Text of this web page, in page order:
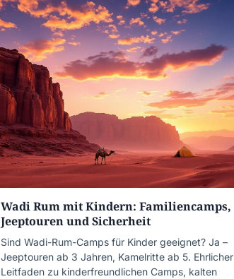
Wadi Rum mit Kindern: Familiencamps,
Jeeptouren und Sicherheit
Sind Wadi-Rum-Camps für Kinder geeignet? Ja –
Jeeptouren ab 3 Jahren, Kamelritte ab 5. Ehrlicher
Leitfaden zu kinderfreundlichen Camps, kalten